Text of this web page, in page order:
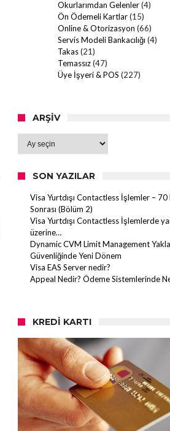
Okurlarımdan Gelenler(4)
Ön Ödemeli Kartlar(15)
Online & Otorizasyon (66)
Servis Modeli Bankacılığı (4)
Takas(21)
Temassız(47)
Üye İşyeri & POS (227)
ARŞIV
SON YAZILAR
Visa Yurtdışı Contactless İşlemler –
Sonrası (Bölüm 2)
Visa Yurtdışı Contactless İşlemlerde
üzerine…
Dynamic CVM Limit Management
Güvenliğinde Yeni Dönem
Visa EAS Server nedir?
Appeal Nedir? Ödeme Sistemlerinde
KREDI KARTI